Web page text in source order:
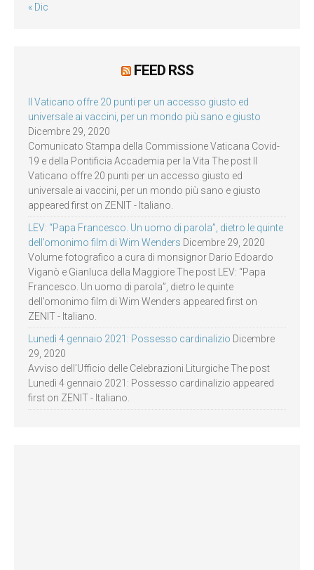
« Dic
FEED RSS
Il Vaticano offre 20 punti per un accesso giusto ed
universale ai vaccini, per un mondo più sano e giusto
Dicembre 29, 2020
Comunicato Stampa della Commissione Vaticana Covid-
19 e della Pontificia Accademia per la Vita The post Il
Vaticano offre 20 punti per un accesso giusto ed
universale ai vaccini, per un mondo più sano e giusto
appeared first on ZENIT - Italiano.
LEV: “Papa Francesco. Un uomo di parola”, dietro le quinte
dell’omonimo film di Wim Wenders Dicembre 29, 2020
Volume fotografico a cura di monsignor Dario Edoardo
Viganò e Gianluca della Maggiore The post LEV: “Papa
Francesco. Un uomo di parola”, dietro le quinte
dell’omonimo film di Wim Wenders appeared first on
ZENIT - Italiano.
Lunedì 4 gennaio 2021: Possesso cardinalizio Dicembre
29, 2020
Avviso dell’Ufficio delle Celebrazioni Liturgiche The post
Lunedì 4 gennaio 2021: Possesso cardinalizio appeared
first on ZENIT - Italiano.